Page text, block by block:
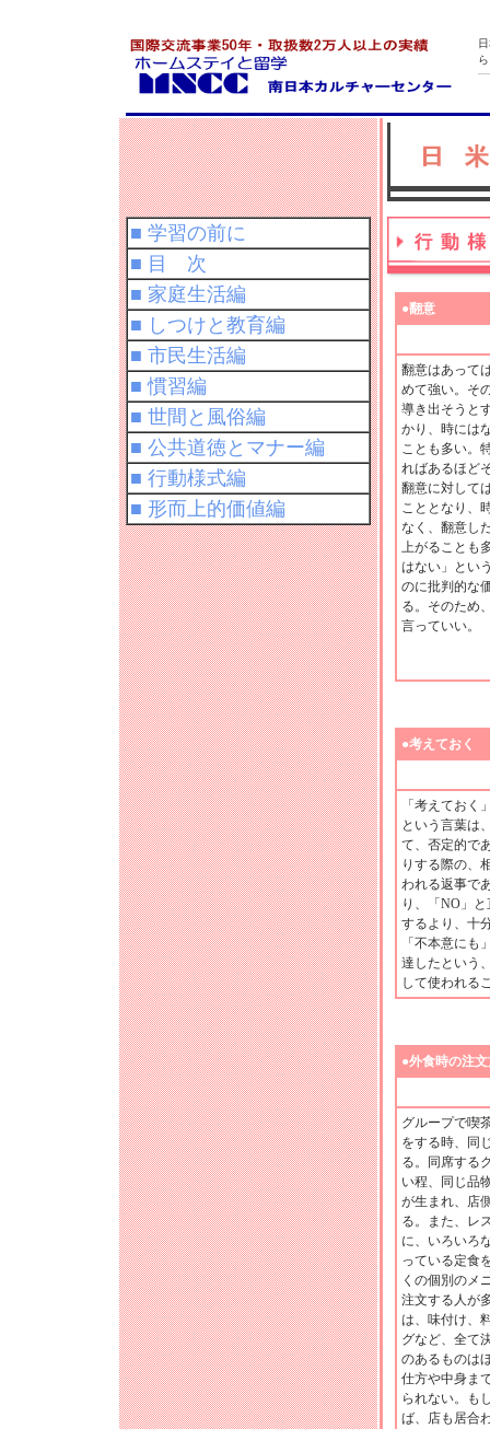
■ 学習の前に
■ 目 次
■ 家庭生活編
■ しつけと教育編
■ 市民生活編
■ 慣習編
■ 世間と風俗編
■ 公共道徳とマナー編
■ 行動様式編
■ 形而上的価値編
●翻意
翻意はあって
めて強い。そ
導き出そうと
かり、時には
ことも多い。
ればあるほど
翻意に対して
こととなり、
なく、翻意し
上がることも
はない」とい
のに批判的な
る。そのため
言っていい。
●考えておく
「考えておく
という言葉は
て、否定的で
りする際の、
われる返事で
り、「NO」
するより、十
「不本意にも
達したという
して使われる
●外食時の注
グループで喫
をする時、同
る。同席する
い程、同じ品
が生まれ、店
る。また、レ
に、いろいろ
っている定食
くの個別のメ
注文する人が
は、味付け、
グなど、全て
のあるものは
仕方や中身ま
られない。も
ば、店も居合